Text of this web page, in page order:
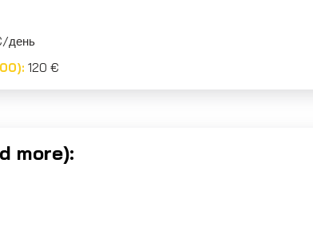
день
120 €
more):